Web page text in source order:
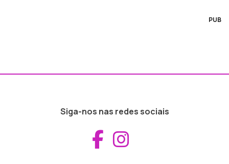
PUB
Siga-nos nas redes sociais
Aceder ao